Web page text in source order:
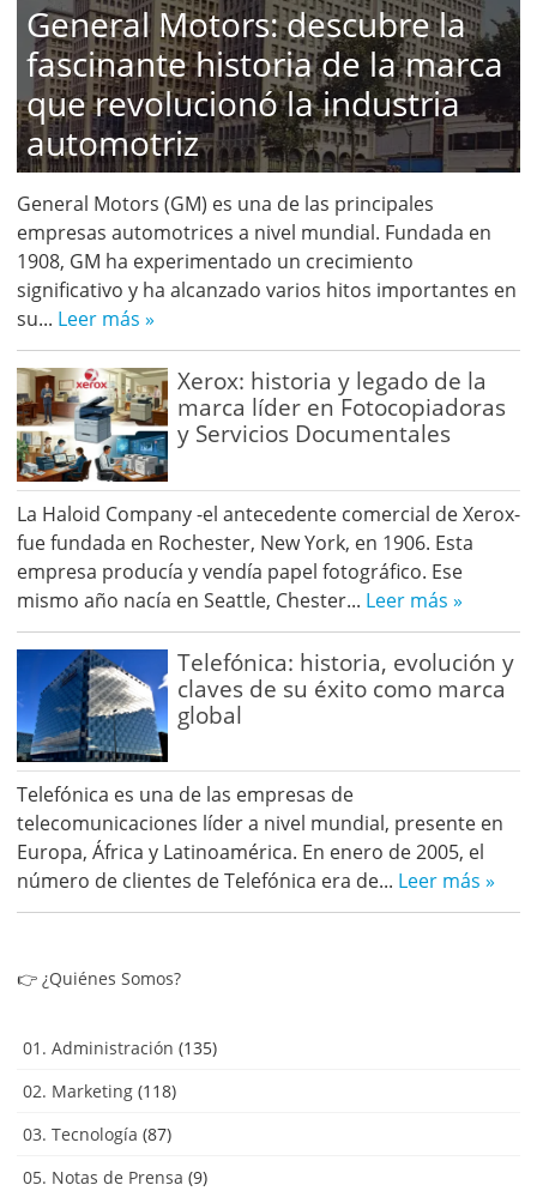
General Motors: descubre la
fascinante historia de la marca
que revolucionó la industria
automotriz
General Motors (GM) es una de las principales
empresas automotrices a nivel mundial. Fundada en
1908, GM ha experimentado un crecimiento
significativo y ha alcanzado varios hitos importantes en
su... Leer más »
Xerox: historia y legado de la
marca líder en Fotocopiadoras
y Servicios Documentales
La Haloid Company -el antecedente comercial de Xerox-
fue fundada en Rochester, New York, en 1906. Esta
empresa producía y vendía papel fotográfico. Ese
mismo año nacía en Seattle, Chester... Leer más »
Telefónica: historia, evolución y
claves de su éxito como marca
global
Telefónica es una de las empresas de
telecomunicaciones líder a nivel mundial, presente en
Europa, África y Latinoamérica. En enero de 2005, el
número de clientes de Telefónica era de... Leer más »
👉 ¿Quiénes Somos?
01. Administración (135)
02. Marketing (118)
03. Tecnología (87)
05. Notas de Prensa (9)